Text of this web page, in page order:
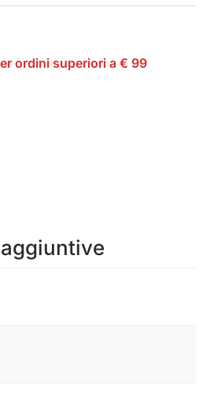
ordini superiori a € 99